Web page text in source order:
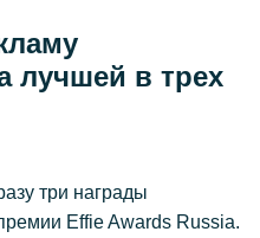
лучшей в трех
три награды
Effie Awards Russia.